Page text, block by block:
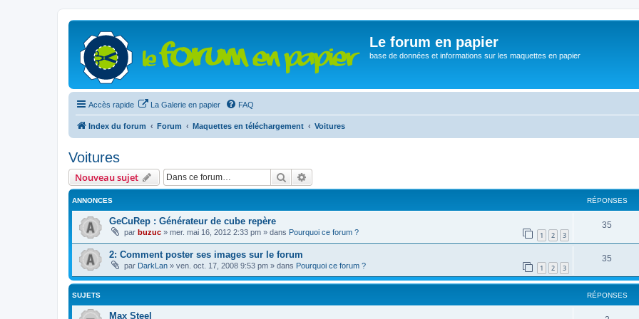
Le forum en papier
base de données et informations sur les maquettes en papier
Accès rapide La Galerie en papier FAQ
Index du forum Forum Maquettes en téléchargement Voitures
Voitures
Nouveau sujet Rechercher
ANNONCES RÉPONSES
GeCuRep : Générateur de cube repère
par buzuc » mer. mai 16, 2012 2:33 pm » dans Pourquoi ce forum ? 1 2 3
35
2: Comment poster ses images sur le forum
par DarkLan » ven. oct. 17, 2008 9:53 pm » dans Pourquoi ce forum ? 1 2 3
35
SUJETS RÉPONSES
Max Steel